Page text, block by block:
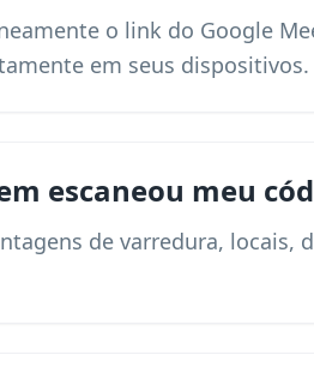
o link do Google
em seus dispositivos.
escaneou meu
de varredura,